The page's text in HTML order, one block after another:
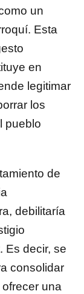
un
Esta
en
legitimar
los
pueblo
de
debilitaría
Es decir, se
consolidar
una